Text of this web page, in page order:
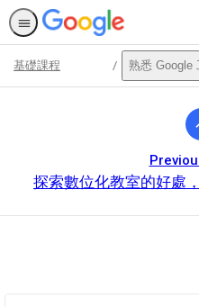
基礎課程 熟悉 Google
探索數位化教室的好處